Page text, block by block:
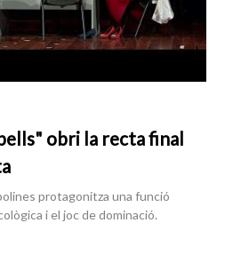
obri la recta final
protagonitza una funció
i el joc de dominació.